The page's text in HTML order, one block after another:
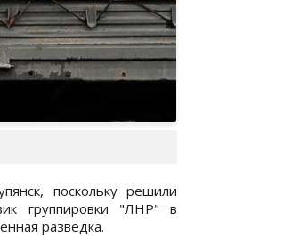
поскольку решили
группировки "ЛНР" в
разведка.